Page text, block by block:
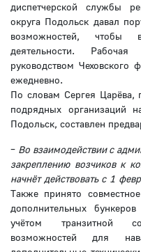
диспетчерской службы
округа Подольск давал
возможностей,
деятельности.
руководством Чеховского
ежедневно.
По словам Сергея Царёва,
подрядных организаций
Подольск, составлен
– Во взаимодействии с
закреплению возчиков к
начнёт действовать с 1
Также принято
дополнительных
учётом транзитной
возможностей для